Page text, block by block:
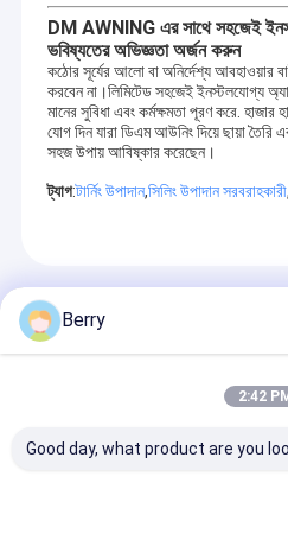
DM AWNING এর সাথে সহজেই
ভবিষ্যতের অভিজ্ঞতা অর্জন করুন
কঠোর সূর্যের আলো বা অনির্দেশ্য আবহাওয়ার
করবেন না।লিমিটেড সহজেই ইনস্টলযোগ্য
মানের সুবিধা এবং কর্মক্ষমতা পূরণ করে. হাজার
যোগ দিন যারা ডিএম আউনিং দিয়ে ছায়া তৈরি
সহজ উপায় আবিষ্কার করেছেন।
ট্যাগ:টার্নিং উপাদান,সিলিং উপাদান সরবরাহকারী,
Recommended Products
Berry
2:42
Good day, what product are you